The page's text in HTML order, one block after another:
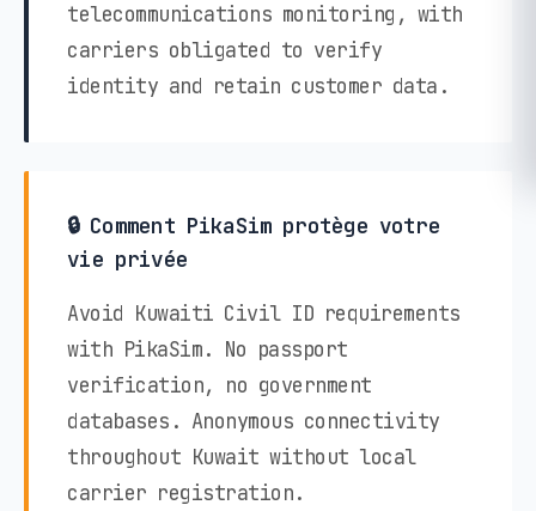
telecommunications monitoring, with
carriers obligated to verify
identity and retain customer data.
🔒 Comment PikaSim protège votre
vie privée
Avoid Kuwaiti Civil ID requirements
with PikaSim. No passport
verification, no government
databases. Anonymous connectivity
throughout Kuwait without local
carrier registration.